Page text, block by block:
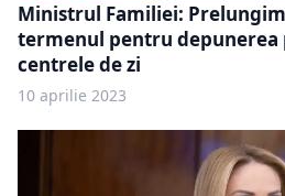
Ministrul Familiei:
termenul pentru
centrele de zi
10 aprilie 2023